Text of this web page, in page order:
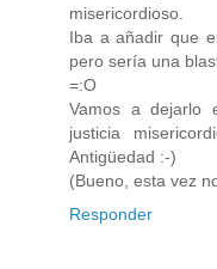
misericordioso.
Iba a añadir que
pero sería una
=:O
Vamos a dejarlo
justicia
Antigüedad :-)
(Bueno, esta vez
Responder